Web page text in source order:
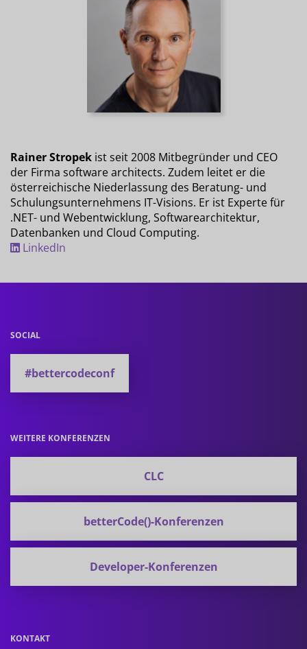
Rainer Stropek ist seit 2008 Mitbegründer und CEO
der Firma software architects. Zudem leitet er die
österreichische Niederlassung des Beratung- und
Schulungsunternehmens IT-Visions. Er ist Experte für
.NET- und Webentwicklung, Softwarearchitektur,
Datenbanken und Cloud Computing.
LinkedIn
SOCIAL
#bettercodeconf
WEITERE KONFERENZEN
CLC
betterCode()-Konferenzen
Developer-Konferenzen
KONTAKT